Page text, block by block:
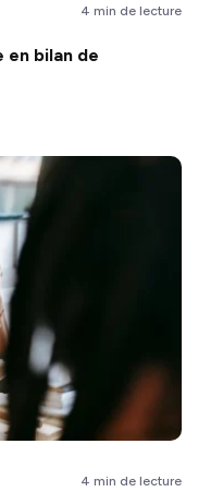
4 min de lecture
en bilan de
4 min de lecture